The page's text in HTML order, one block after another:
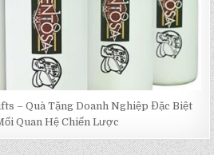
– Quà Tặng Doanh Nghiệp Đặc Biệt
Quan Hệ Chiến Lược